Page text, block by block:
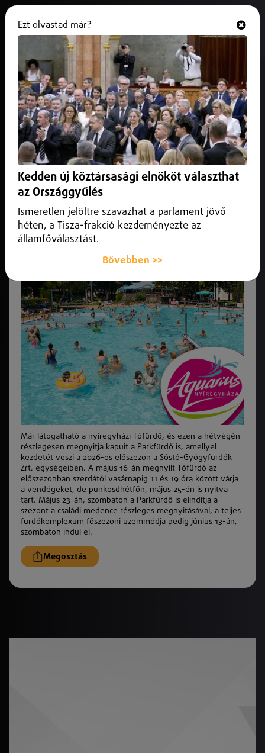
A hétvégén részlegesen
megnyitja kapuit a Parkfürdő
2026. május 22.Helyi
Már látogatható a nyíregyházi Tófürdő, és ezen a hétvégén
kezdetét veszi a 2026-os előszezon a Sóstó-Gyógyfürdők
Zrt. egységeiben.
Már látogatható a nyíregyházi Tófürdő, és ezen a hétvégén
részlegesen megnyitja kapuit a Parkfürdő is, amellyel
kezdetét veszi a 2026-os előszezon a Sóstó-Gyógyfürdők
Zrt. egységeiben. A május 16-án megnyílt Tófürdő az
előszezonban szerdától vasárnapig 11 és 19 óra között várja
a vendégeket, de pünkösdhétfőn, május 25-én is nyitva
tart. Május 23-án, szombaton a Parkfürdő is elindítja a
szezont a családi medence részleges megnyitásával, a teljes
fürdőkomplexum főszezoni üzemmódja pedig június 13-án,
szombaton indul el.
Megosztás
Ezt olvastad már?
Kedden új köztársasági elnököt választhat
az Országgyűlés
Ismeretlen jelöltre szavazhat a parlament jövő
héten, a Tisza-frakció kezdeményezte az
államfőválasztást.
Bővebben >>